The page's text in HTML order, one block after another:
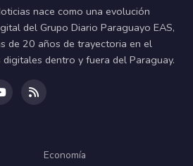
nace como una evolución
del Grupo Diario Paraguayo EAS,
de 20 años de trayectoria en el
dentro y fuera del Paraguay.
Economía